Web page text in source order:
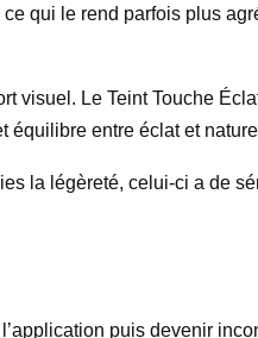
qui le rend parfois plus
visuel. Le Teint Touche
équilibre entre éclat et
la légèreté, celui-ci a de
puis devenir